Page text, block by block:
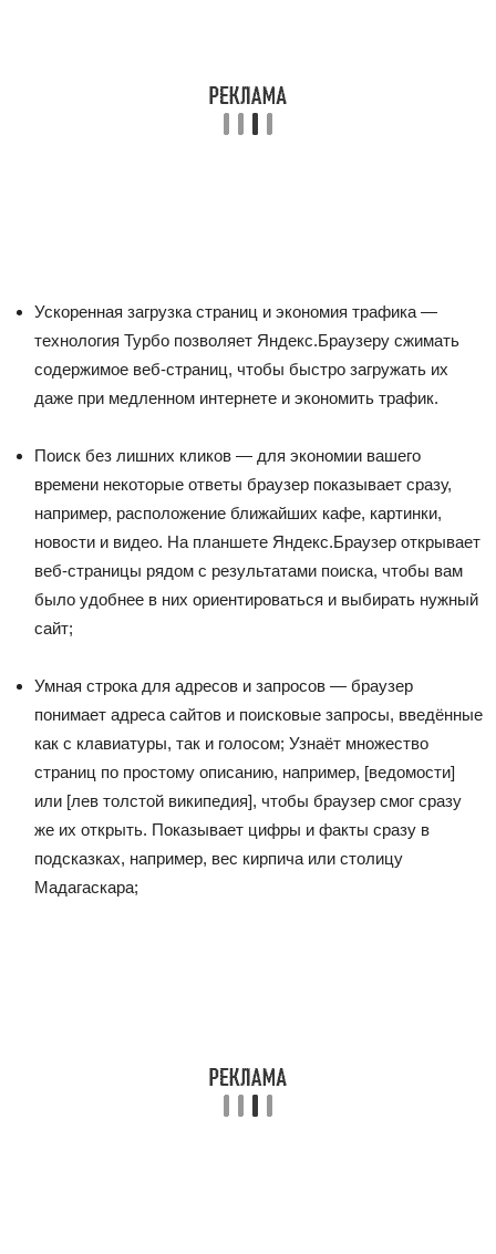
Ускоренная загрузка страниц и экономия трафика —
технология Турбо позволяет Яндекс.Браузеру сжимать
содержимое веб-страниц, чтобы быстро загружать их
даже при медленном интернете и экономить трафик.
Поиск без лишних кликов — для экономии вашего
времени некоторые ответы браузер показывает сразу,
например, расположение ближайших кафе, картинки,
новости и видео. На планшете Яндекс.Браузер открывает
веб-страницы рядом с результатами поиска, чтобы вам
было удобнее в них ориентироваться и выбирать нужный
сайт;
Умная строка для адресов и запросов — браузер
понимает адреса сайтов и поисковые запросы, введённые
как с клавиатуры, так и голосом; Узнаёт множество
страниц по простому описанию, например, [ведомости]
или [лев толстой википедия], чтобы браузер смог сразу
же их открыть. Показывает цифры и факты сразу в
подсказках, например, вес кирпича или столицу
Мадагаскара;